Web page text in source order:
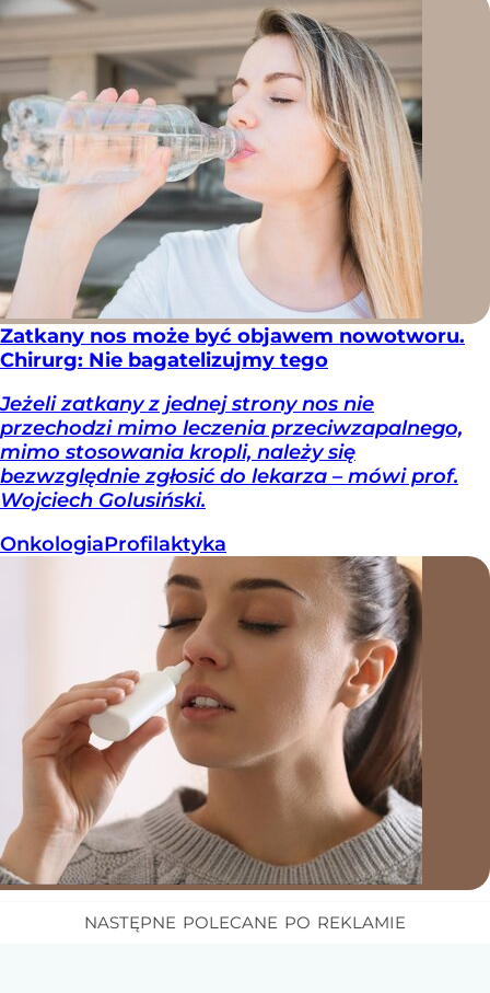
Zatkany nos może być objawem nowotworu.
Chirurg: Nie bagatelizujmy tego
Jeżeli zatkany z jednej strony nos nie
przechodzi mimo leczenia przeciwzapalnego,
mimo stosowania kropli, należy się
bezwzględnie zgłosić do lekarza – mówi prof.
Wojciech Golusiński.
OnkologiaProfilaktyka